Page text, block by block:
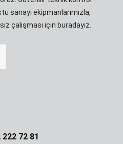
sanayi ekipmanlarımızla,
çalışması için buradayız.
72 81